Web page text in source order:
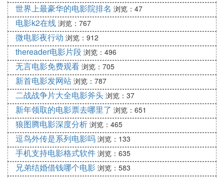
世界上最豪华的电影院排名 浏览：47
电影k2在线 浏览：767
微电影夜行动 浏览：912
thereader电影片段 浏览：496
无言电影免费观看 浏览：705
新首电影发网站 浏览：787
二战战争片大全电影斧头 浏览：37
新年领取的电影票去哪里了 浏览：651
狼图腾电影深度分析 浏览：465
逗鸟外传是系列电影吗 浏览：133
手机支持电影格式软件 浏览：635
兄弟结婚借钱哪个电影 浏览：583